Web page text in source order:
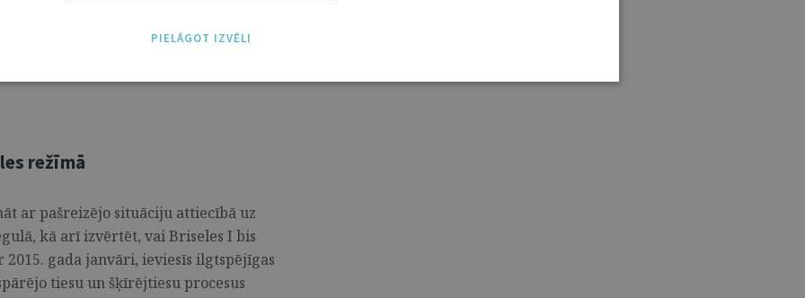
gada 22. decembra Regulu (EK) Nr.
atzīšanu un izpildi civillietās un
...
režīmā
ar pašreizējo situāciju attiecībā uz
kā arī izvērtēt, vai Briseles I bis
gada janvāri, ieviesīs ilgtspējīgas
tiesu un šķīrējtiesu procesus
PIELĀGOT IZVĒLI